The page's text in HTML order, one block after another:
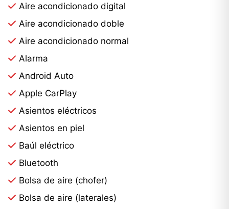
Aire acondicionado digital
Aire acondicionado doble
Aire acondicionado normal
Alarma
Android Auto
Apple CarPlay
Asientos eléctricos
Asientos en piel
Baúl eléctrico
Bluetooth
Bolsa de aire (chofer)
Bolsa de aire (laterales)